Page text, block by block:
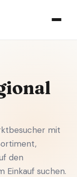
mit
den
Einkauf suchen.